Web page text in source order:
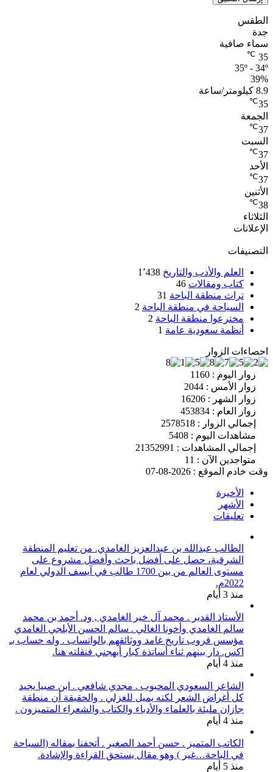
الطقس
جدة
سماء صافية
35
℃
35º - 34º
39%
8.9 كيلومتر/ساعة
35
℃
الجمعة
37
℃
السبت
37
℃
الأحد
37
℃
الأثنين
38
℃
الثلاثاء
الإعلانات
التصنيفات
العلم والأدب والتاريخ 1٬438
كتاب ومقالات 46
تراث منطقة الباحة 31
السياحة في منطقة الباحة 2
مخترعوا منطقة الباحة 2
أنظمة سعودية عامة 1
احصاءات الزوار
زوار اليوم : 1160
زوار الأمس : 2044
زوار الشهر : 16206
زوار العام : 453834
إجمالي الزوار : 2578518
مشاهدات اليوم : 5408
إجمالي المشاهدات : 21352991
متواجدين الآن : 11
وقت خادم الموقع : 2026-08-07
الأخيرة
الأشهر
تعليقات
الطالب عبدالله بن عبدالعزيز الغامدي. من تعليم المنطقة
الشرقية، حصل على أفضل باحث وأفضل مشروع على
مستوى العالم من بين 1700 طالب في آيسف الدولي لعام
2022م.
منذ 3 أيام
الأستاذ القدير . محمد آل خير الغامدي , ود. أحمد بن محمد
سالم الغامدي وأخونا الغالي . سالم الحسن الأبلجي الغامدي
مؤسس قروب تاريخ غامد ووثائقهم بالواتساب . وله حساب بـ
اكس. دار بينهم ثناء أساتذة كبار أبهجني فنقلته هنا.
منذ 4 أيام
الشاعر السعودي المحبوب . مجدي شافعي . ابن صبيا يجيد
كل أغراض الشعر لكنه يميل للغزلي . والحقيقة أن منطقة
جازان مليئة بالعلماء والأدباء والكتاب والشعراء المتميزون .
منذ 4 أيام
الكاتب المتميز . حسن أحمد الصغير . أتحفنا بمقاله (السياحة
في الباحة…غير ) وهو مقال يستحق القراءة والإشادة.
منذ 5 أيام